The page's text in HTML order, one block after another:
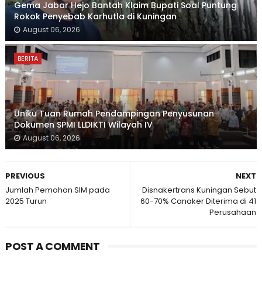
Gema Jabar Hejo Bantah Klaim Bupati Soal Puntung
Rokok Penyebab Karhutla di Kuningan
August 06, 2026
BERITA
Uniku Tuan Rumah Pendampingan Penyusunan
Dokumen SPMI LLDIKTI Wilayah IV
August 06, 2026
NEXT
Disnakertrans Kuningan Sebut
60-70% Canaker Diterima di 41
Perusahaan
PREVIOUS
Jumlah Pemohon SIM pada
2025 Turun
POST A COMMENT